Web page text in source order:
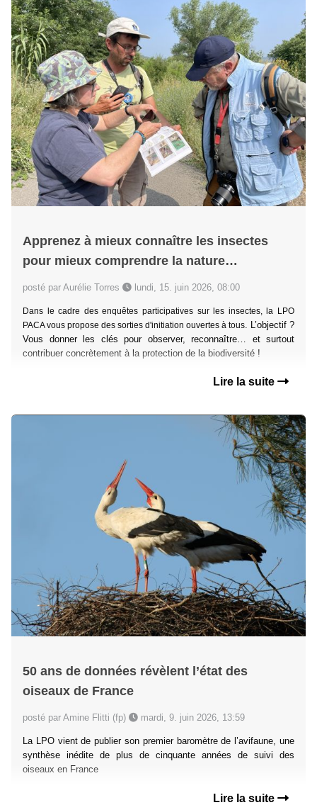
Apprenez à mieux connaître les insectes
pour mieux comprendre la nature…
posté par Aurélie Torres lundi, 15. juin 2026, 08:00
Dans le cadre des enquêtes participatives sur les insectes, la LPO
PACA vous propose des sorties d'initiation ouvertes à tous . L’objectif ?
Vous donner les clés pour observer, reconnaître… et surtout
contribuer concrètement à la protection de la biodiversité !
Lire la suite
50 ans de données révèlent l’état des
oiseaux de France
posté par Amine Flitti (fp) mardi, 9. juin 2026, 13:59
La LPO vient de publier son premier baromètre de l’avifaune, une
synthèse inédite de plus de cinquante années de suivi des
oiseaux en France
Lire la suite